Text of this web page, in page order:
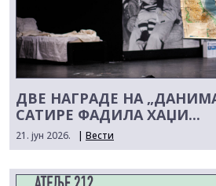
ДВЕ НАГРАДЕ НА
САТИРЕ ФАДИЛА ХАЏИ...
21. јун 2026. | Вести